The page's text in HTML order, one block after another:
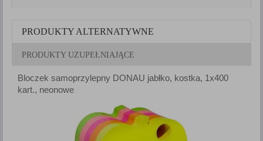
PRODUKTY ALTERNATYWNE
PRODUKTY UZUPEŁNIAJĄCE
Bloczek samoprzylepny DONAU jabłko, kostka, 1x400
kart., neonowe